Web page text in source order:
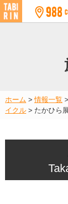
ホーム >情報一覧 >
イクル > たかひら